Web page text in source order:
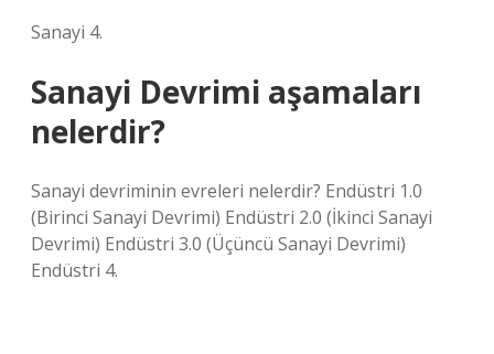
Sanayi 4.
Sanayi Devrimi aşamaları
nelerdir?
Sanayi devriminin evreleri nelerdir? Endüstri 1.0
(Birinci Sanayi Devrimi) Endüstri 2.0 (İkinci Sanayi
Devrimi) Endüstri 3.0 (Üçüncü Sanayi Devrimi)
Endüstri 4.